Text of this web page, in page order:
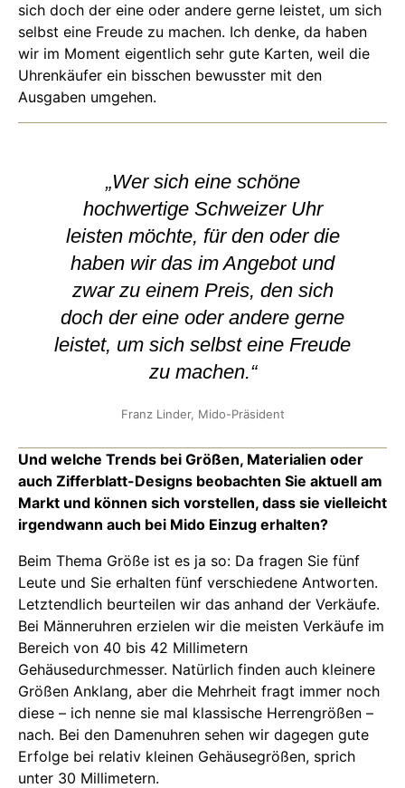
sich doch der eine oder andere gerne leistet, um sich
selbst eine Freude zu machen. Ich denke, da haben
wir im Moment eigentlich sehr gute Karten, weil die
Uhrenkäufer ein bisschen bewusster mit den
Ausgaben umgehen.
„Wer sich eine schöne
hochwertige Schweizer Uhr
leisten möchte, für den oder die
haben wir das im Angebot und
zwar zu einem Preis, den sich
doch der eine oder andere gerne
leistet, um sich selbst eine Freude
zu machen.“
Franz Linder, Mido-Präsident
Und welche Trends bei Größen, Materialien oder
auch Zifferblatt-Designs beobachten Sie aktuell am
Markt und können sich vorstellen, dass sie vielleicht
irgendwann auch bei Mido Einzug erhalten?
Beim Thema Größe ist es ja so: Da fragen Sie fünf
Leute und Sie erhalten fünf verschiedene Antworten.
Letztendlich beurteilen wir das anhand der Verkäufe.
Bei Männeruhren erzielen wir die meisten Verkäufe im
Bereich von 40 bis 42 Millimetern
Gehäusedurchmesser. Natürlich finden auch kleinere
Größen Anklang, aber die Mehrheit fragt immer noch
diese – ich nenne sie mal klassische Herrengrößen –
nach. Bei den Damenuhren sehen wir dagegen gute
Erfolge bei relativ kleinen Gehäusegrößen, sprich
unter 30 Millimetern.